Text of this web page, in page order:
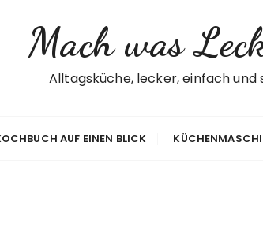
Mach was
Alltagsküche, lecker, einfach und
AUF EINEN BLICK